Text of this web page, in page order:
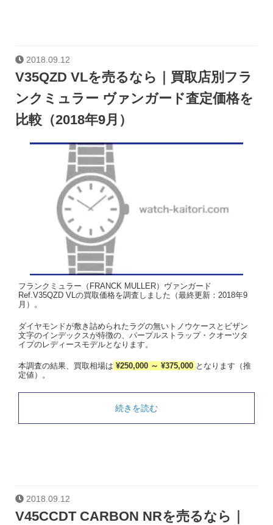
2018.09.12
V35QZD VLを売るなら｜買取店別フラ
ンクミュラー ヴァンガード査定価格を
比較（2018年9月）
フランクミュラー（FRANCK MULLER）ヴァンガード
Ref.V35QZD VLの買取価格を調査しました（最終更新：2018年9
月）。
ダイヤモンドが敷き詰められたラグの無いトノウケースとビザン
文字のインデックスが特徴の、パープルストラップ・クオーツタ
イプのレディースモデルとなります。
本調査の結果、買取相場は ¥250,000 ～ ¥375,000 となります（推
定値）。
続きを読む
2018.09.12
V45CCDT CARBON NRを売るなら｜